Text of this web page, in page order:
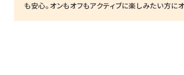
も安心。オンもオフもアクティブに楽しみたい方に